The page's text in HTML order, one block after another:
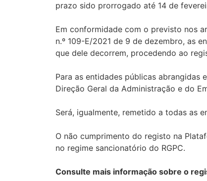
prazo sido prorrogado até 14 de
Em conformidade com o previsto nos
n.º 109-E/2021 de 9 de dezembro, as
que dele decorrem, procedendo ao
Para as entidades públicas
Direção Geral da Administração e do
Será, igualmente, remetido a todas as
O não cumprimento do registo na
no regime sancionatório do RGPC.
Consulte mais informação sobre o